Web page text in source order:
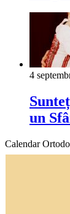
4
un
Calendar